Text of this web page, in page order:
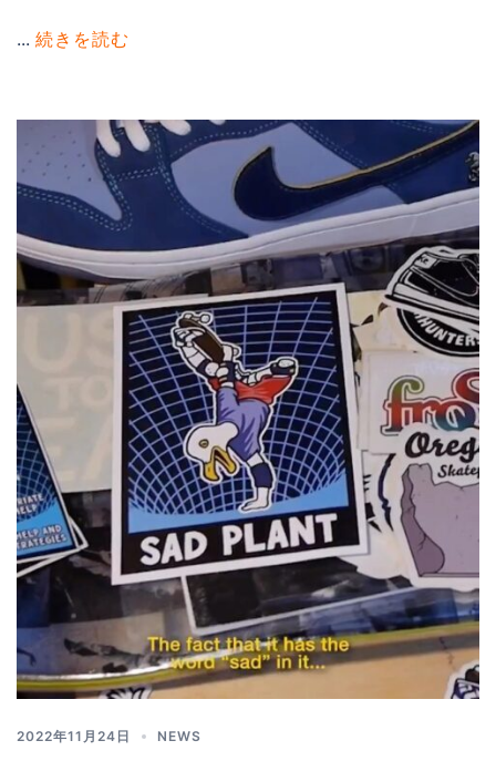
... 続きを読む
2022年11月24日 NEWS